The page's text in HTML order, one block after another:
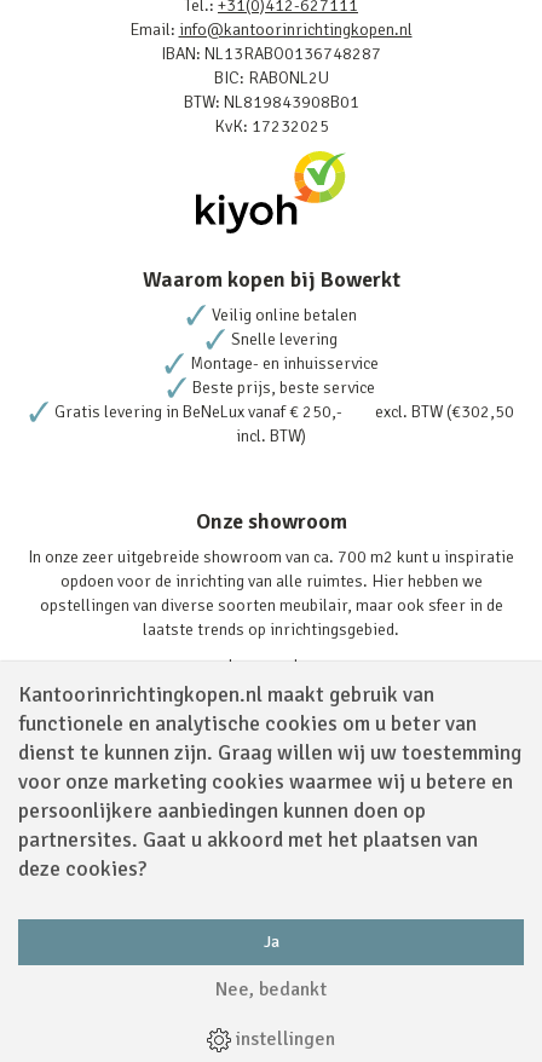
Kantoorinrichtingkopen.nl maakt gebruik van
functionele en analytische cookies om u beter van
dienst te kunnen zijn. Graag willen wij uw toestemming
voor onze marketing cookies waarmee wij u betere en
persoonlijkere aanbiedingen kunnen doen op
partnersites. Gaat u akkoord met het plaatsen van
deze cookies?
Ja
Nee, bedankt
instellingen
Tel.: +31(0)412-627111
Email: info@kantoorinrichtingkopen.nl
IBAN: NL13RABO0136748287
BIC: RABONL2U
BTW: NL819843908B01
KvK: 17232025
Waarom kopen bij Bowerkt
Veilig online betalen
Snelle levering
Montage- en inhuisservice
Beste prijs, beste service
Gratis levering in BeNeLux vanaf € 250,- excl. BTW (€302,50
incl. BTW)
Onze showroom
In onze zeer uitgebreide showroom van ca. 700 m2 kunt u inspiratie
opdoen voor de inrichting van alle ruimtes. Hier hebben we
opstellingen van diverse soorten meubilair, maar ook sfeer in de
laatste trends op inrichtingsgebied.
Lees verder
Sitemap
WebdesignbyApplepie